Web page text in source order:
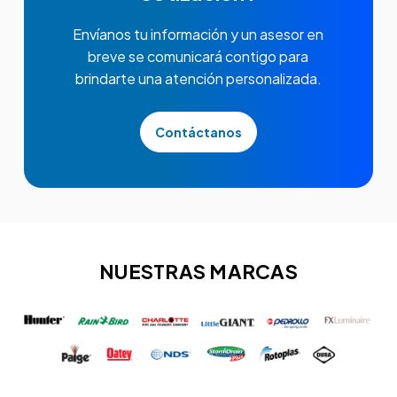
Envíanos tu información y un asesor en
breve se comunicará contigo para
brindarte una atención personalizada.
Contáctanos
NUESTRAS MARCAS